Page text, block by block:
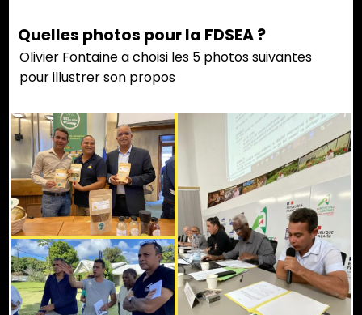
Quelles photos pour la FDSEA ?
Olivier Fontaine a choisi les 5 photos suivantes
pour illustrer son propos